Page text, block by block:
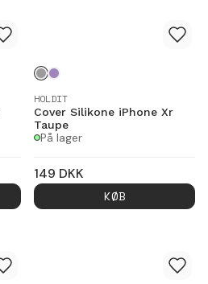
HOLDIT
Cover Silikone iPhone Xr
Taupe
På lager
149 DKK
KØB